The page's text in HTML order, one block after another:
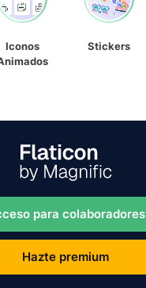
Iconos
Stickers
para colaboradores
Hazte premium